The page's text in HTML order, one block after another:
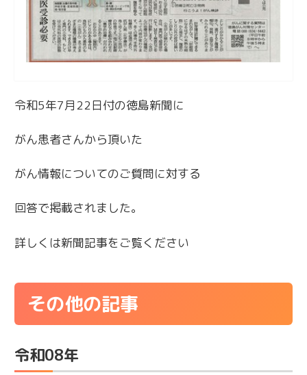
令和5年7月22日付の徳島新聞に
がん患者さんから頂いた
がん情報についてのご質問に対する
回答で掲載されました。
詳しくは新聞記事をご覧ください
その他の記事
令和08年